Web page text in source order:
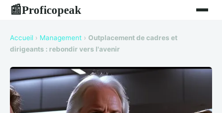
📰Proficopeak
Accueil › Management › Outplacement de cadres et
dirigeants : rebondir vers l'avenir